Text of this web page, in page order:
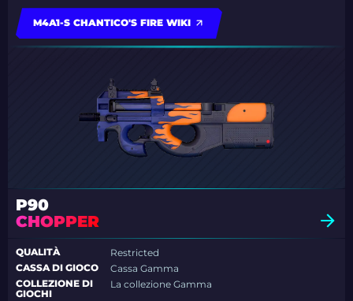
M4A1-S CHANTICO'S FIRE WIKI
P90
CHOPPER
QUALITÀ
Restricted
CASSA DI GIOCO
Cassa Gamma
COLLEZIONE DI
GIOCHI
La collezione Gamma